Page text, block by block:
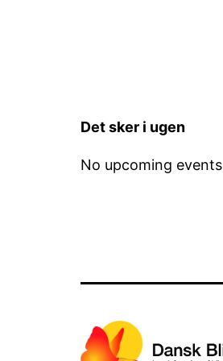
Det sker i ugen
No upcoming events